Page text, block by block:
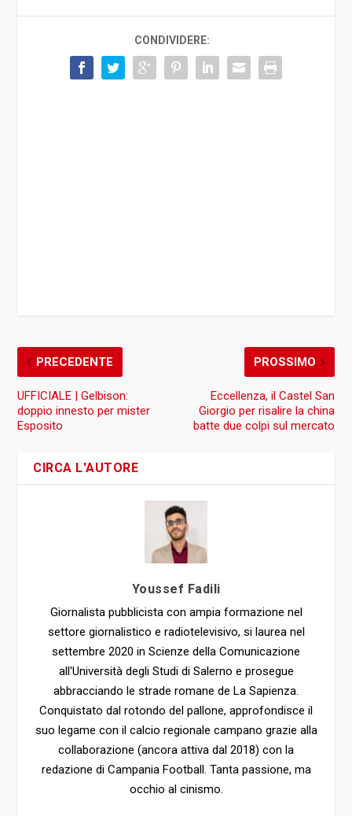
CONDIVIDERE:
PRECEDENTE
UFFICIALE | Gelbison:
doppio innesto per mister
Esposito
PROSSIMO
Eccellenza, il Castel San
Giorgio per risalire la china
batte due colpi sul mercato
CIRCA L'AUTORE
Youssef Fadili
Giornalista pubblicista con ampia formazione nel
settore giornalistico e radiotelevisivo, si laurea nel
settembre 2020 in Scienze della Comunicazione
all'Università degli Studi di Salerno e prosegue
abbracciando le strade romane de La Sapienza.
Conquistato dal rotondo del pallone, approfondisce il
suo legame con il calcio regionale campano grazie alla
collaborazione (ancora attiva dal 2018) con la
redazione di Campania Football. Tanta passione, ma
occhio al cinismo.